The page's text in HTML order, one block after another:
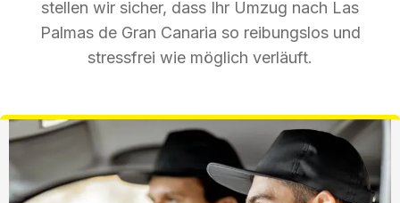
stellen wir sicher, dass Ihr Umzug nach Las
Palmas de Gran Canaria so reibungslos und
stressfrei wie möglich verläuft.